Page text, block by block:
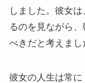
しました。彼女
るのを見ながら
べきだと考えまし
彼女の人生は常